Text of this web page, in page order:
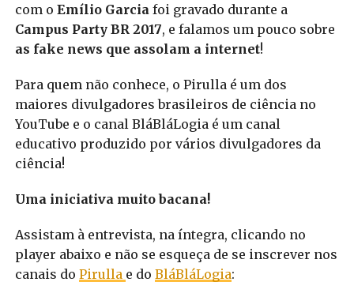
com o Emílio Garcia foi gravado durante a
Campus Party BR 2017, e falamos um pouco sobre
as fake news que assolam a internet!
Para quem não conhece, o Pirulla é um dos
maiores divulgadores brasileiros de ciência no
YouTube e o canal BláBláLogia é um canal
educativo produzido por vários divulgadores da
ciência!
Uma iniciativa muito bacana!
Assistam à entrevista, na íntegra, clicando no
player abaixo e não se esqueça de se inscrever nos
canais do Pirulla e do BláBláLogia: